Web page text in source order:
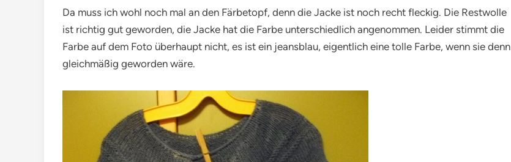
Da muss ich wohl noch mal an den Färbetopf, denn die Jacke ist noch recht fleckig. Die Restwolle
ist richtig gut geworden, die Jacke hat die Farbe unterschiedlich angenommen. Leider stimmt die
Farbe auf dem Foto überhaupt nicht, es ist ein jeansblau, eigentlich eine tolle Farbe, wenn sie denn
gleichmäßig geworden wäre.